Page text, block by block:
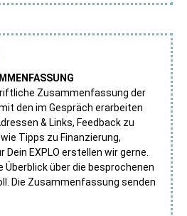
Zusammenfassung der
den im Gespräch erarbeiten
& Links, Feedback zu
Tipps zu Finanzierung,
Dein EXPLO erstellen wir gerne.
Überblick über die besprochenen
Die Zusammenfassung senden